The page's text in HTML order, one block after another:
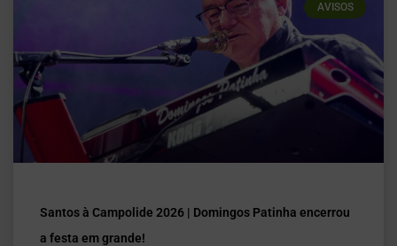
AVISOS
Santos à Campolide 2026 | Domingos Patinha encerrou
a festa em grande!